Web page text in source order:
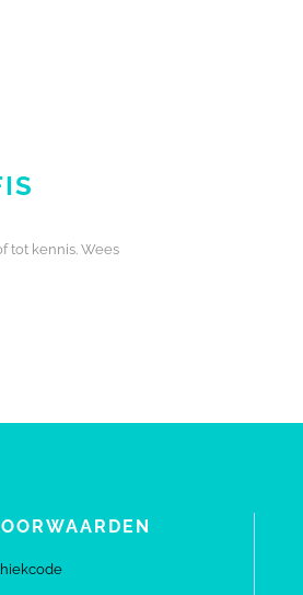
tot kennis. Wees